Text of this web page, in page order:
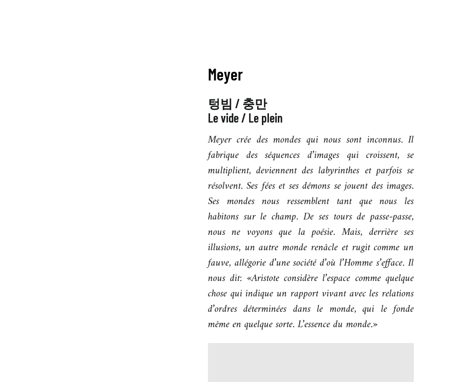
Meyer
텅빔 / 충만
Le vide / Le plein
Meyer crée des mondes qui nous sont inconnus. Il
fabrique des séquences d’images qui croissent, se
multiplient, deviennent des labyrinthes et parfois se
résolvent. Ses fées et ses démons se jouent des images.
Ses mondes nous ressemblent tant que nous les
habitons sur le champ. De ses tours de passe-passe,
nous ne voyons que la poésie. Mais, derrière ses
illusions, un autre monde renâcle et rugit comme un
fauve, allégorie d’une société d’où l’Homme s’efface. Il
nous dit: «Aristote considère l’espace comme quelque
chose qui indique un rapport vivant avec les relations
d’ordres déterminées dans le monde, qui le fonde
même en quelque sorte. L’essence du monde.»